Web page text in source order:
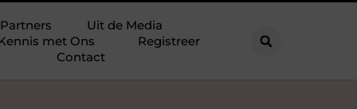
Partners
Uit de Media
met Ons
Registreer
Contact